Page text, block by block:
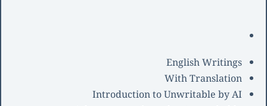
English Writings
With Translation
Introduction to Unwritable by AI